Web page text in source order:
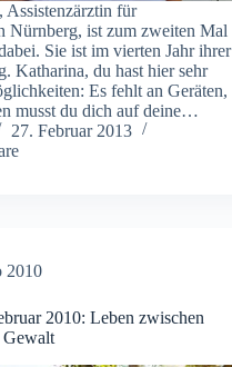
Assistenzärztin für
Nürnberg, ist zum zweiten Mal
Sie ist im vierten Jahr ihrer
Katharina, du hast hier sehr
Es fehlt an Geräten,
musst du dich auf deine…
27. Februar 2013
2010
2010: Leben zwischen